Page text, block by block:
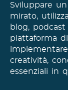
Sviluppare un
mirato,
blog,
piattaforma
creatività,
essenziali in